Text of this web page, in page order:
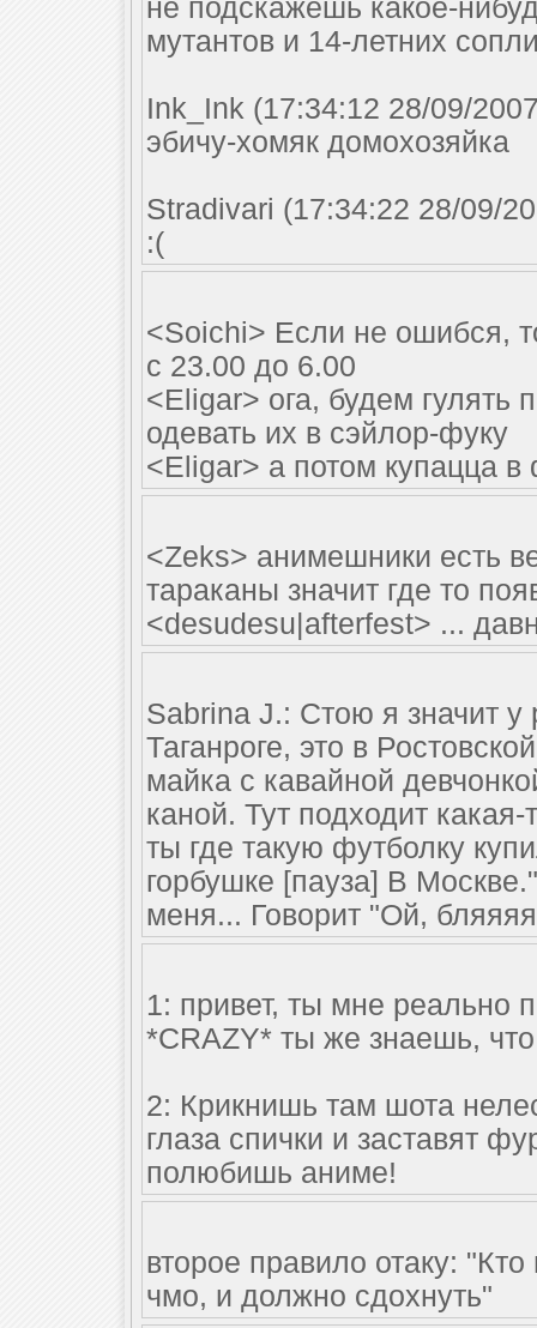
не подскажешь какое-
мутантов и 14-летних
Ink_Ink (17:34:12 28/09/
эбичу-хомяк домохозяйка
Stradivari (17:34:22 28/09/
:(
<Soichi> Если не ошибся,
с 23.00 до 6.00
<Eligar> ога, будем гулять
одевать их в сэйлор-фуку
<Eligar> а потом купацца в
<Zeks> анимешники есть
тараканы значит где то
<desudesu|afterfest> ...
Sabrina J.: Стою я значит
Таганроге, это в
майка с кавайной
каной. Тут подходит
ты где такую футболку
горбушке [пауза] В
меня... Говорит "Ой,
1: привет, ты мне реально
*CRAZY* ты же знаешь,
2: Крикнишь там шота
глаза спички и заставят
полюбишь аниме!
второе правило отаку:
чмо, и должно сдохнуть"